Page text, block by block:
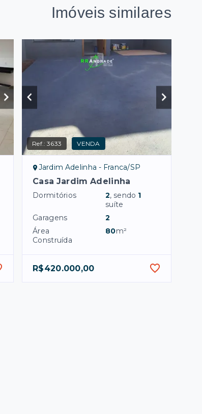
Imóveis similares
Ref.:3633 VENDA
Jardim Adelinha - Franca/SP
Casa Jardim Adelinha
Dormitórios 2, sendo 1
suíte
Garagens
2
Área
Construída
80m²
R$420.000,00